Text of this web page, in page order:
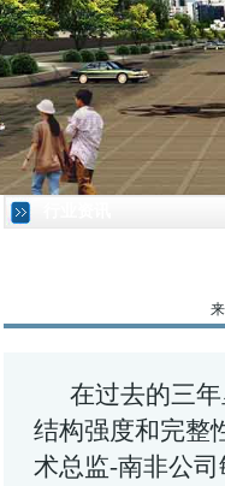
在过去的三年
结构强度和完整
术总监-南非公